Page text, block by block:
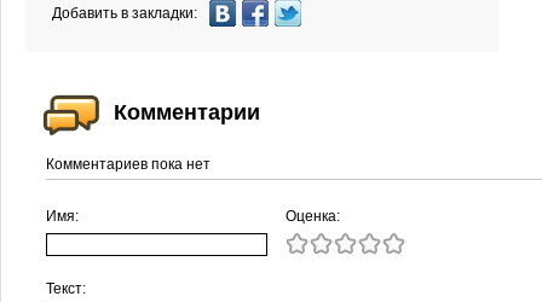
Добавить в закладки:
Комментарии
Комментариев пока нет
Имя: Оценка:
Текст: